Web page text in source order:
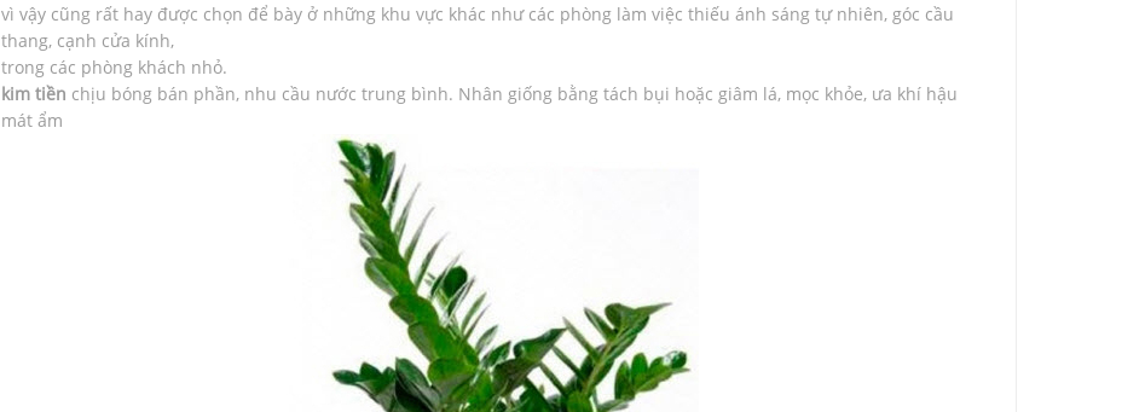
vì vậy cũng rất hay được chọn để bày ở những khu vực khác như các phòng làm việc thiếu ánh sáng tự nhiên, góc cầu
thang, cạnh cửa kính,
trong các phòng khách nhỏ.
kim tiền chịu bóng bán phần, nhu cầu nước trung bình. Nhân giống bằng tách bụi hoặc giâm lá, mọc khỏe, ưa khí hậu
mát ẩm